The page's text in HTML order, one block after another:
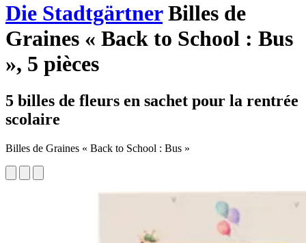
Die StadtgärtnerBilles de
Graines « Back to School : Bus
», 5 pièces
5 billes de fleurs en sachet pour la rentrée
scolaire
Billes de Graines « Back to School : Bus »